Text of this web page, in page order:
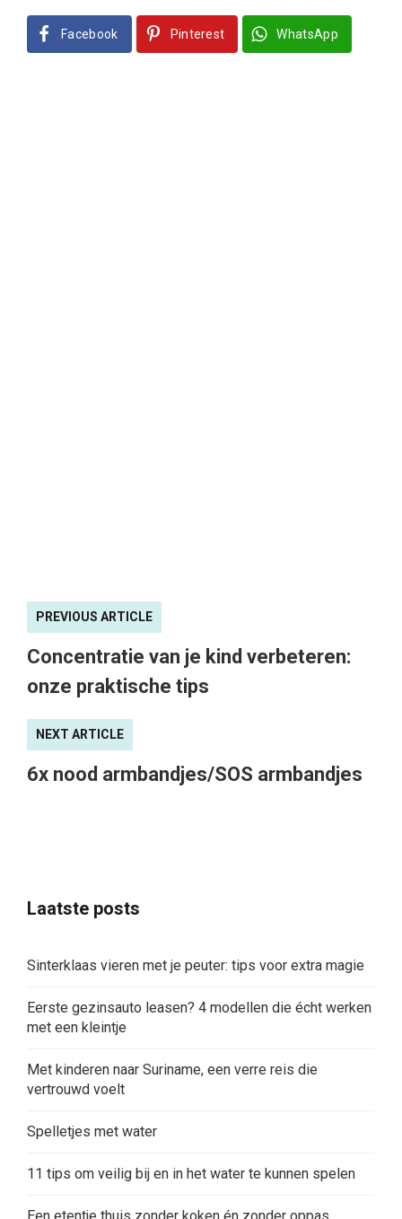
Facebook Pinterest WhatsApp
PREVIOUS ARTICLE
Concentratie van je kind verbeteren:
onze praktische tips
NEXT ARTICLE
6x nood armbandjes/SOS armbandjes
Laatste posts
Sinterklaas vieren met je peuter: tips voor extra magie
Eerste gezinsauto leasen? 4 modellen die écht werken
met een kleintje
Met kinderen naar Suriname, een verre reis die
vertrouwd voelt
Spelletjes met water
11 tips om veilig bij en in het water te kunnen spelen